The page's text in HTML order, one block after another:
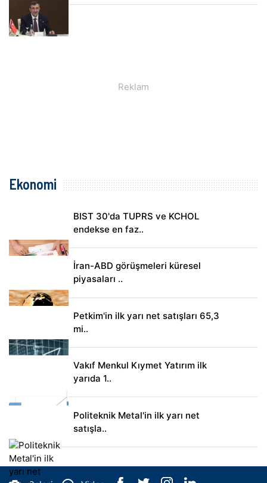
Ekonomi
BIST 30'da TUPRS ve KCHOL
endekse en faz..
İran-ABD görüşmeleri küresel
piyasaları ..
Petkim'in ilk yarı net satışları 65,3
mi..
Vakıf Menkul Kıymet Yatırım ilk
yarıda 1..
Politeknik Metal'in ilk yarı net
satışla..